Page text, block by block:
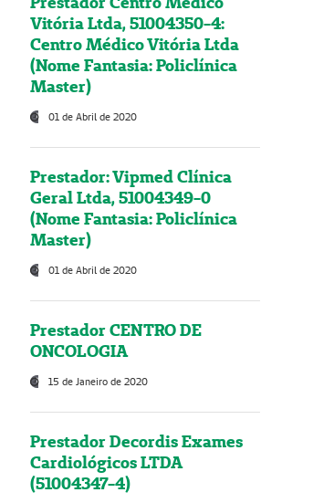
Vitória Ltda, 51004350-4:
Centro Médico Vitória Ltda
(Nome Fantasia: Policlínica
Master)
01 de Abril de 2020
Prestador: Vipmed Clínica
Geral Ltda, 51004349-0
(Nome Fantasia: Policlínica
Master)
01 de Abril de 2020
Prestador CENTRO DE
ONCOLOGIA
15 de Janeiro de 2020
Prestador Decordis Exames
Cardiológicos LTDA
(51004347-4)